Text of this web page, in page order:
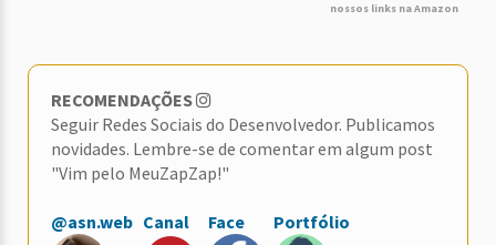
nossos links na Amazon
RECOMENDAÇÕES
Seguir Redes Sociais do Desenvolvedor. Publicamos
novidades. Lembre-se de comentar em algum post
"Vim pelo MeuZapZap!"
@asn.web Canal Face Portfólio